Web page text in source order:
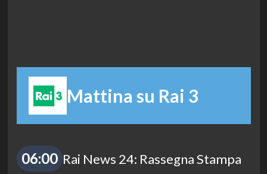
Mattina su Rai 3
06:00 Rai News 24: Rassegna Stampa